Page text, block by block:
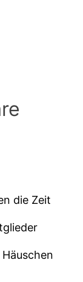
die Zeit
Häuschen